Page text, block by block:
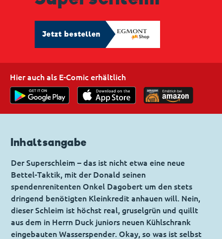
Jetzt bestellen
Hier auch als E-Comic erhältlich
Inhaltsangabe
Der Superschleim – das ist nicht etwa eine neue
Bettel-Taktik, mit der Donald seinen
spendenrenitenten Onkel Dagobert um den stets
dringend benötigten Kleinkredit anhauen will. Nein,
dieser Schleim ist höchst real, gruselgrün und quillt
aus dem in Herrn Duck juniors neuen Kühlschrank
eingebauten Wasserspender. Okay, so was ist selbst